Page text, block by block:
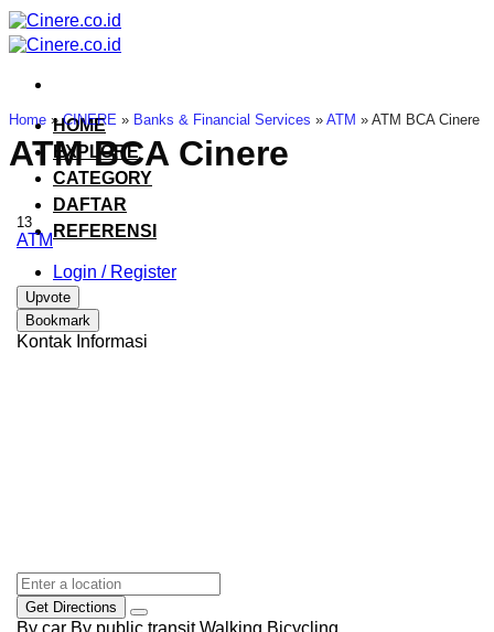
Skip
to
content
HOME
EXPLORE
CATEGORY
DAFTAR
REFERENSI
Login / Register
Home »CINERE » Banks & Financial Services » ATM » ATM BCA Cinere
ATM BCA Cinere
13
ATM
Upvote
Bookmark
Kontak Informasi
Get Directions
By car By public transit Walking Bicycling